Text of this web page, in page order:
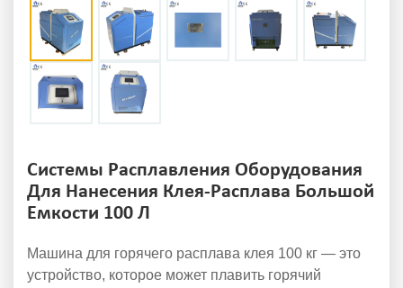
Системы Расплавления Оборудования
Для Нанесения Клея-Расплава Большой
Емкости 100 Л
Машина для горячего расплава клея 100 кг — это
устройство, которое может плавить горячий